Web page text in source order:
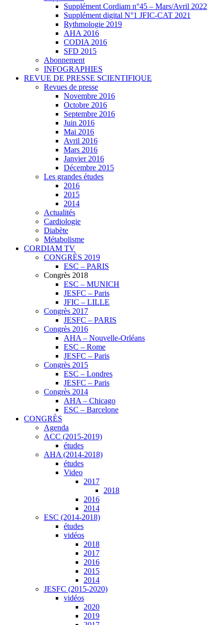
Supplément Cordiam n°45 – Mars/Avril 2022
Supplément digital N°1 JFIC-CAT 2021
Rythmologie 2019
AHA 2016
CODIA 2016
SFD 2015
Abonnement
INFOGRAPHIES
REVUE DE PRESSE SCIENTIFIQUE
Revues de presse
Novembre 2016
Octobre 2016
Septembre 2016
Juin 2016
Mai 2016
Avril 2016
Mars 2016
Janvier 2016
Décembre 2015
Les grandes études
2016
2015
2014
Actualités
Cardiologie
Diabète
Métabolisme
CORDIAM TV
CONGRÈS 2019
ESC – PARIS
Congrès 2018
ESC – MUNICH
JESFC – Paris
JFIC – LILLE
Congrès 2017
JESFC – PARIS
Congrès 2016
AHA – Nouvelle-Orléans
ESC – Rome
JESFC – Paris
Congrès 2015
ESC – Londres
JESFC – Paris
Congrès 2014
AHA – Chicago
ESC – Barcelone
CONGRÈS
Agenda
ACC (2015-2019)
études
AHA (2014-2018)
études
Video
2017
2018
2016
2014
ESC (2014-2018)
études
vidéos
2018
2017
2016
2015
2014
JESFC (2015-2020)
vidéos
2020
2019